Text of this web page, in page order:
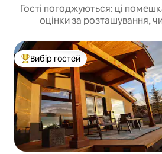
Гості погоджуються: ці
оцінки за розташування,
Топ вибір гостей
Вибір гостей